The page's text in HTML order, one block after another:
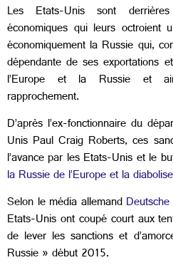
Les Etats-Unis sont
économiques qui leurs octroient
économiquement la Russie qui,
dépendante de ses exportations
l’Europe et la Russie et
rapprochement.
D’après l’ex-fonctionnaire du
Unis Paul Craig Roberts, ces
l’avance par les Etats-Unis et le
la Russie de l’Europe et la
Selon le média allemand
Etats-Unis ont coupé court aux
de lever les sanctions et
Russie » début 2015.